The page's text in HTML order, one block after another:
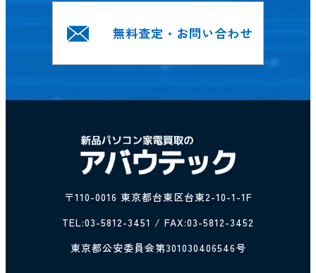
無料査定・お問い合わせ
〒110-0016 東京都台東区台東2-10-1-1F
TEL:03-5812-3451 / FAX:03-5812-3452
東京都公安委員会第301030406546号